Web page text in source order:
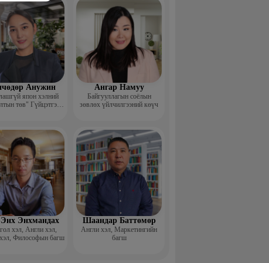
Анужин
япон хэлний
төв" Гүйцэтгэх
Ангар Намуу
Байгууллагын соёлын
зөвлөх үйлчилгээний көүч
Энхмандах
хэл, Англи хэл,
Философын багш
Шаандар Баттөмөр
Англи хэл, Маркетингийн
багш